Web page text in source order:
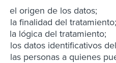
de los datos;
del tratamiento;
del tratamiento;
identificativos del
a quienes